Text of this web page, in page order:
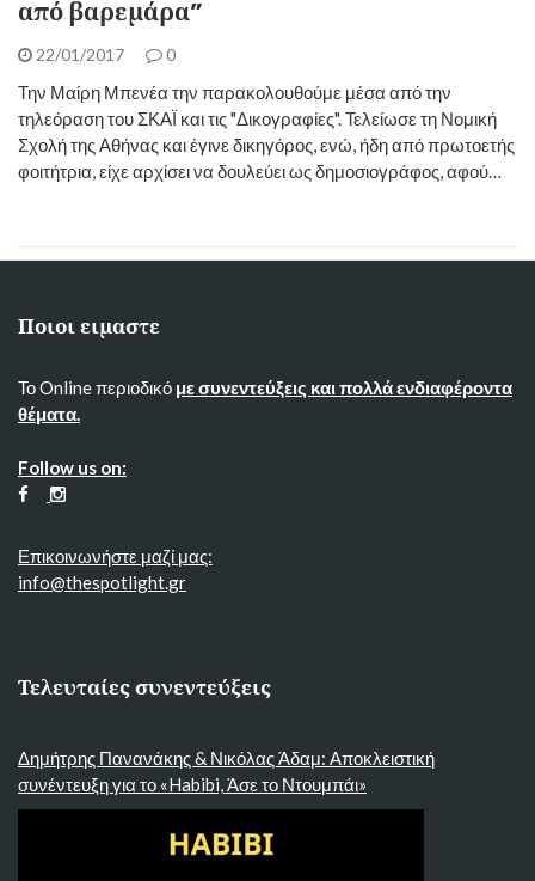
από βαρεμάρα”
22/01/2017 0
Την Μαίρη Μπενέα την παρακολουθούμε μέσα από την
τηλεόραση του ΣΚΑΪ και τις "Δικογραφίες". Τελείωσε τη Νομική
Σχολή της Αθήνας και έγινε δικηγόρος, ενώ, ήδη από πρωτοετής
φοιτήτρια, είχε αρχίσει να δουλεύει ως δημοσιογράφος, αφού…
Ποιοι ειμαστε
Το Online περιοδικό με συνεντεύξεις και πολλά ενδιαφέροντα
θέματα.
Follow us on:
Επικοινωνήστε μαζί μας:
info@thespotlight.gr
Τελευταίες συνεντεύξεις
Δημήτρης Πανανάκης & Νικόλας Άδαμ: Αποκλειστική
συνέντευξη για το «Habibi, Άσε το Ντουμπάι»